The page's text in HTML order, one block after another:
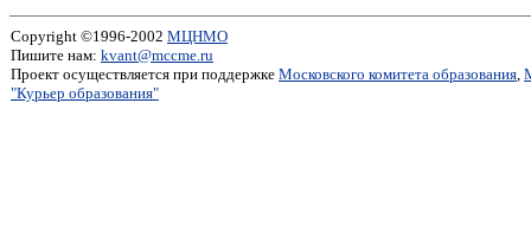
Copyright ©1996-2002 МЦНМО
Пишите нам: kvant@mccme.ru
Проект осуществляется при поддержке Московского комитета образования,
"Курьер образования"